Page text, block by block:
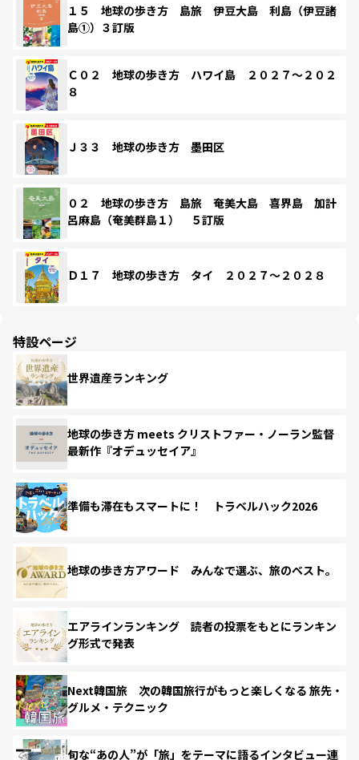
１５ 地球の歩き方 島旅 伊豆大島 利島（伊豆諸
島①）３訂版
Ｃ０２ 地球の歩き方 ハワイ島 ２０２７～２０２
８
Ｊ３３ 地球の歩き方 墨田区
０２ 地球の歩き方 島旅 奄美大島 喜界島 加計
呂麻島（奄美群島１） ５訂版
Ｄ１７ 地球の歩き方 タイ ２０２７～２０２８
特設ページ
世界遺産ランキング
地球の歩き方 meets クリストファー・ノーラン監督
最新作『オデュッセイア』
準備も滞在もスマートに！ トラベルハック2026
地球の歩き方アワード みんなで選ぶ、旅のベスト。
エアラインランキング 読者の投票をもとにランキン
グ形式で発表
Next韓国旅 次の韓国旅行がもっと楽しくなる 旅先・
グルメ・テクニック
旬な“あの人”が「旅」をテーマに語るインタビュー連